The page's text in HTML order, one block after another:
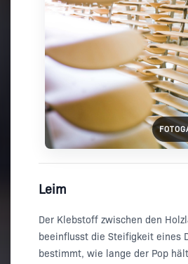
Leim
Der Klebstoff zwischen den
beeinflusst die Steifigkeit eines
bestimmt, wie lange der Pop